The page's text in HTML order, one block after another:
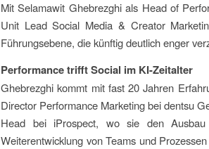
Mit Selamawit Ghebrezghi als Head of
Unit Lead Social Media & Creator
Führungsebene, die künftig deutlich enger
Performance trifft Social im KI-Zeitalter
Ghebrezghi kommt mit fast 20 Jahren
Director Performance Marketing bei dentsu
Head bei iProspect, wo sie den Ausbau
Weiterentwicklung von Teams und